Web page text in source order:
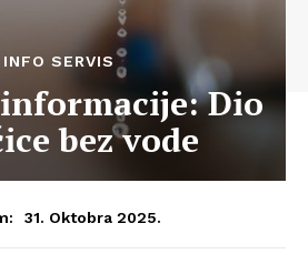
INFO SERVIS
Dio
bez vode
31. Oktobra 2025.